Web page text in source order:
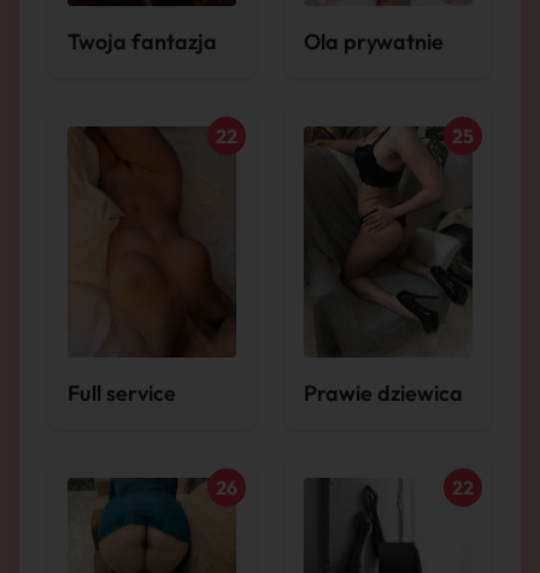
Twoja fantazja Ola prywatnie
Full service
22
Prawie dziewica
25
26 22